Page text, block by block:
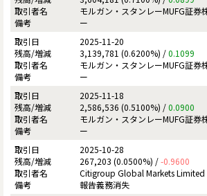
モルガン・スタンレーMUFG証券
ー
2025-11-20
3,139,781 (0.6200%) /0.1099
モルガン・スタンレーMUFG証券
ー
2025-11-18
2,586,536 (0.5100%) /0.0900
モルガン・スタンレーMUFG証券
ー
2025-10-28
267,203 (0.0500%) /-0.9600
Citigroup Global Markets Limited
報告義務消失